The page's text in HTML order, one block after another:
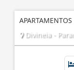
Divineia -